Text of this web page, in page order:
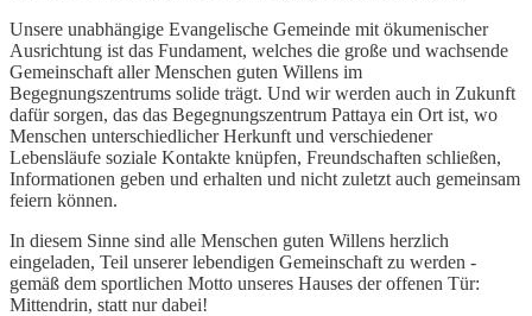
Unsere unabhängige Evangelische Gemeinde mit ökumenischer
Ausrichtung ist das Fundament, welches die große und wachsende
Gemeinschaft aller Menschen guten Willens im
Begegnungszentrums solide trägt. Und wir werden auch in Zukunft
dafür sorgen, das das Begegnungszentrum Pattaya ein Ort ist, wo
Menschen unterschiedlicher Herkunft und verschiedener
Lebensläufe soziale Kontakte knüpfen, Freundschaften schließen,
Informationen geben und erhalten und nicht zuletzt auch gemeinsam
feiern können.
In diesem Sinne sind alle Menschen guten Willens herzlich
eingeladen, Teil unserer lebendigen Gemeinschaft zu werden -
gemäß dem sportlichen Motto unseres Hauses der offenen Tür:
Mittendrin, statt nur dabei!